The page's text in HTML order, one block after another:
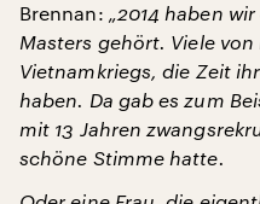
Brennan: „2014 haben
Masters gehört. Viele
Vietnamkriegs, die Zeit
haben. Da gab es zum
mit 13 Jahren
schöne Stimme hatte.